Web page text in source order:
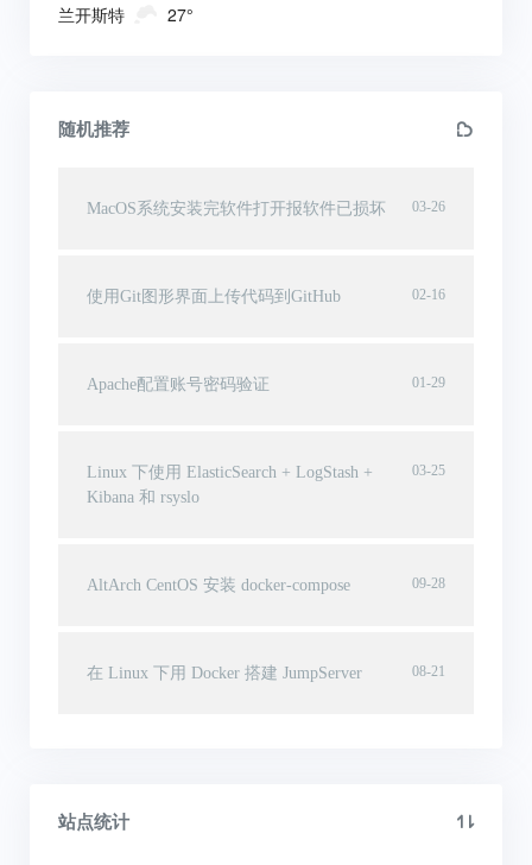
兰开斯特 27°
随机推荐
03-26
MacOS系统安装完软件打开报软件已损坏
02-16
使用Git图形界面上传代码到GitHub
01-29
Apache配置账号密码验证
03-25
Linux 下使用 ElasticSearch + LogStash +
Kibana 和 rsyslo
09-28
AltArch CentOS 安装 docker-compose
08-21
在 Linux 下用 Docker 搭建 JumpServer
站点统计